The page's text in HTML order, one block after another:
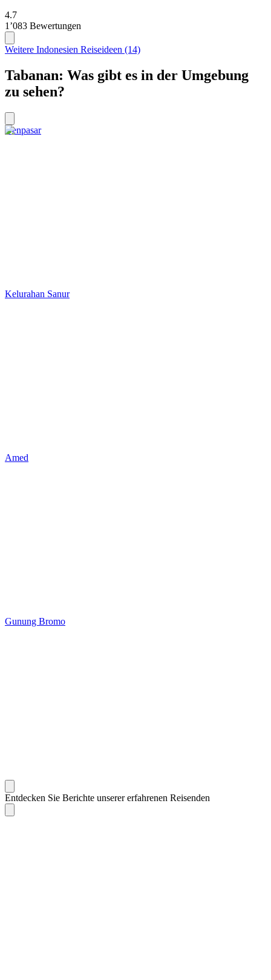
4.7
1’083 Bewertungen
Weitere Indonesien Reiseideen (14)
Tabanan: Was gibt es in der Umgebung
zu sehen?
Denpasar
Kelurahan Sanur
Amed
Gunung Bromo
Entdecken Sie Berichte unserer erfahrenen Reisenden